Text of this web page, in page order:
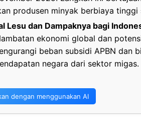
produsen minyak berbiaya tinggi
Lesu dan Dampaknya bagi
ekonomi global dan
beban subsidi APBN dan
negara dari sektor migas.
dengan menggunakan AI